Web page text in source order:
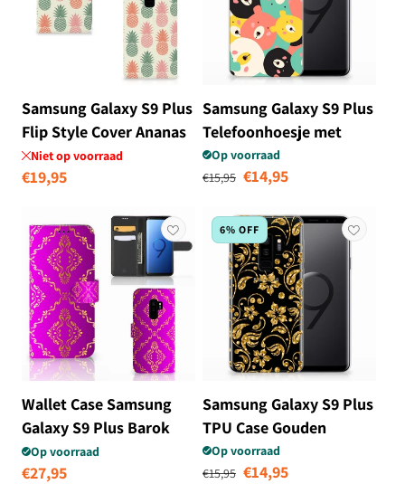
Samsung Galaxy S9 Plus
Flip Style Cover Ananas
Niet op voorraad
Normale
€19,95
Samsung Galaxy S9 Plus
Telefoonhoesje met
Naam Bears
Op voorraad
Normale prijs
€15,95 €14,95
Wallet Case Samsung
Galaxy S9 Plus Barok
Roze
Op voorraad
Normale
€27,95
6% OFF
Samsung Galaxy S9 Plus
TPU Case Gouden
Bloemen
Op voorraad
Normale prijs
€15,95 €14,95